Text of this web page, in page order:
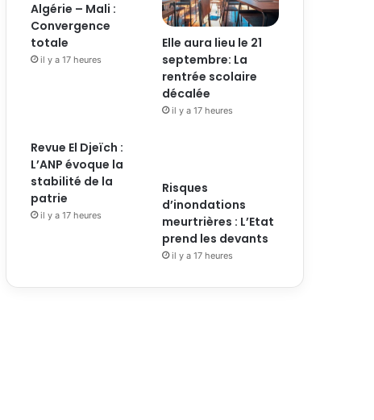
Algérie – Mali :
Convergence
totale
il y a 17 heures
Elle aura lieu le 21
septembre: La
rentrée scolaire
décalée
il y a 17 heures
Revue El Djeïch :
L’ANP évoque la
stabilité de la
patrie
il y a 17 heures
Risques
d’inondations
meurtrières : L’Etat
prend les devants
il y a 17 heures